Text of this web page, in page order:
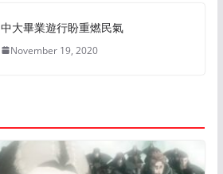
中大畢業遊行盼重燃民氣
November 19, 2020